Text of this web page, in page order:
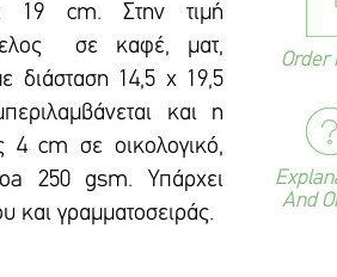
19 cm. Στην τιμή
σε καφέ, ματ,
διάσταση 14,5 x 19,5
και η
cm σε οικολογικό,
250 gsm. Υπάρxει
και γραμματοσειράς.
Order
And